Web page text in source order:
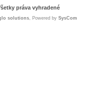
práva vyhradené
solutions, Powered by SysCom